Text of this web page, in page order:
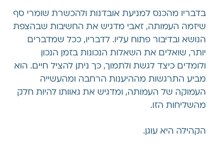
בדבריו מהכנס למניעת אובדנות ולהכשרת שומרי סף
שיזמה העמותה, זאבי מדגיש את החשיבות שבהצפת
הנושא ובדיבור פתוח עליו. לדבריו, ככל שמדברים
יותר, שואלים את השאלות הנכונות בזמן הנכון
ולומדים כיצד לגשת ולתמוך, כך ניתן להציל חיים. הוא
מביע התרגשות מההיענות הרחבה ומהעשייה
העמוקה של העמותה, ומדגיש את גאוותו להיות חלק
מהשליחות הזו.
הקהילה היא עוגן.